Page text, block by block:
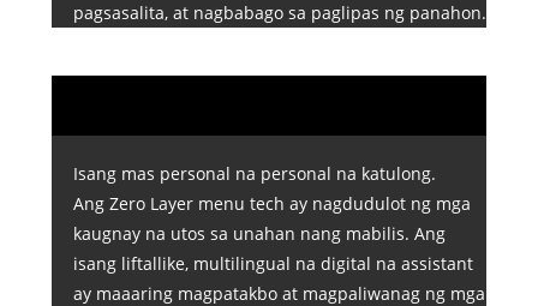
pagsasalita, at nagbabago sa paglipas ng panahon.
Isang mas personal na personal na katulong.
Ang Zero Layer menu tech ay nagdudulot ng mga
kaugnay na utos sa unahan nang mabilis. Ang
isang liftallike, multilingual na digital na assistant
ay maaaring magpatakbo at magpaliwanag ng mga